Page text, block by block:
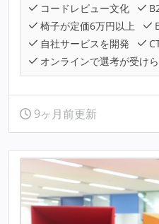
コードレビュー文化
椅子が定価6万円以上
自社サービスを開発
オンラインで選考が受け
9ヶ月前更新